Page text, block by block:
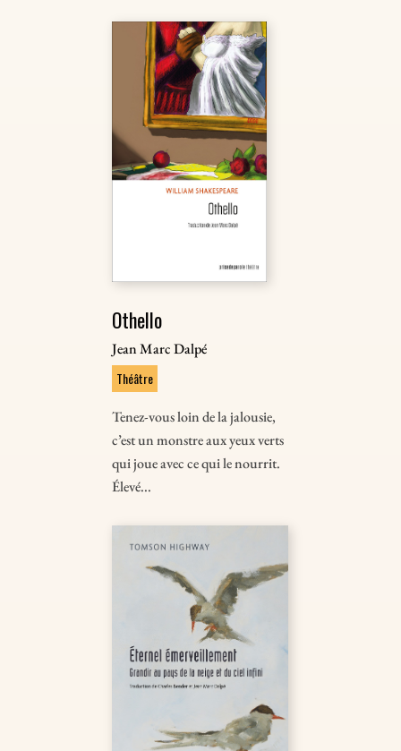
Othello
Jean Marc Dalpé
Théâtre
Tenez-vous loin de la jalousie,
c’est un monstre aux yeux verts
qui joue avec ce qui le nourrit.
Élevé...